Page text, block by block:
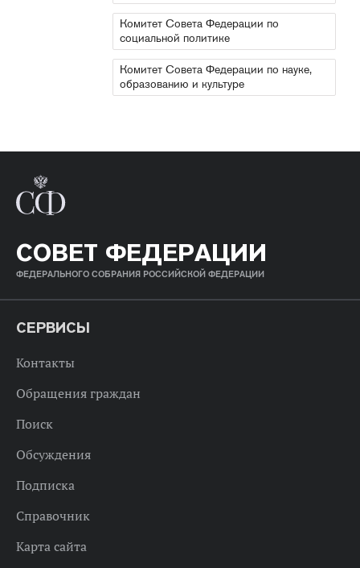
Комитет Совета Федерации по
социальной политике
Комитет Совета Федерации по науке,
образованию и культуре
СОВЕТ ФЕДЕРАЦИИ
ФЕДЕРАЛЬНОГО СОБРАНИЯ РОССИЙСКОЙ ФЕДЕРАЦИИ
СЕРВИСЫ
Контакты
Обращения граждан
Поиск
Обсуждения
Подписка
Справочник
Карта сайта